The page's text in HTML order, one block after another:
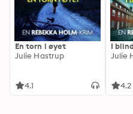
En torn i øyet
Julie Hastrup
4.1
I
Julie
4.2